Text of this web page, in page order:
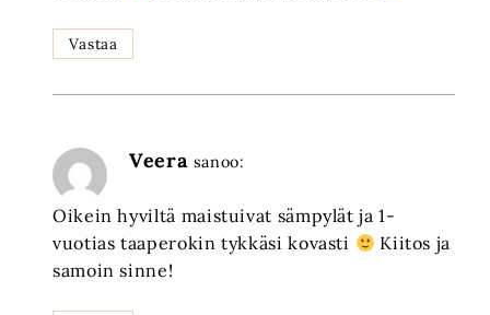
Vastaa
Veera sanoo:
Oikein hyviltä maistuivat sämpylät ja 1-
vuotias taaperokin tykkäsi kovasti
Kiitos ja
samoin sinne!